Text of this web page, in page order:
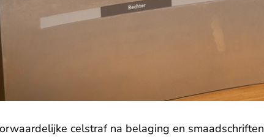
celstraf na belaging en smaadschriften